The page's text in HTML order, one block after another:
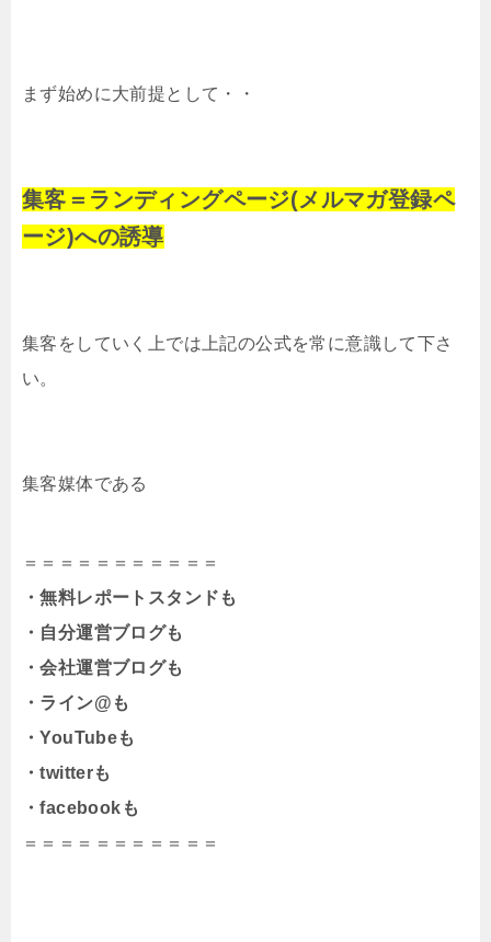
まず始めに大前提として・・
集客＝ランディングページ(メルマガ登録ペ
ージ)への誘導
集客をしていく上では上記の公式を常に意識して下さ
い。
集客媒体である
＝＝＝＝＝＝＝＝＝＝＝
・無料レポートスタンドも
・自分運営ブログも
・会社運営ブログも
・ライン@も
・YouTubeも
・twitterも
・facebookも
＝＝＝＝＝＝＝＝＝＝＝